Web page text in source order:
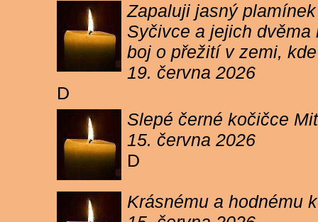
Zapaluji jasný
Syčivce a jejich
boj o přežití v zemi,
19. června 2026
D
Slepé černé kočičce
15. června 2026
D
Krásnému a hodnému